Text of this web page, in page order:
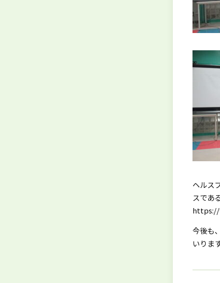
ヘルス
スであ
今後も
いりま